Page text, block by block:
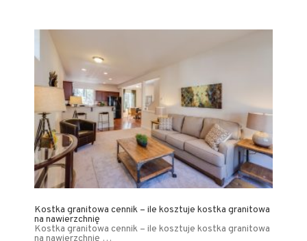
Kostka granitowa cennik – ile kosztuje kostka granitowa
na nawierzchnię
Kostka granitowa cennik – ile kosztuje kostka granitowa
na nawierzchnię …